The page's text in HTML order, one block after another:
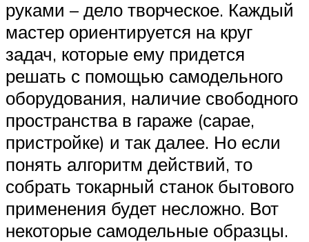
руками – дело творческое. Каждый
мастер ориентируется на круг
задач, которые ему придется
решать с помощью самодельного
оборудования, наличие свободного
пространства в гараже (сарае,
пристройке) и так далее. Но если
понять алгоритм действий, то
собрать токарный станок бытового
применения будет несложно. Вот
некоторые самодельные образцы.